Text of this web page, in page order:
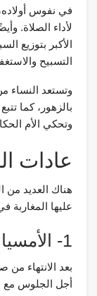
في نفوس
لأداء الصلاة.
الأكبر بتوزيع
التسبيح
وتستعد النساء
بالزهور، كما
وتحكي الأم
عادات
هناك العديد من
عليها المغاربة
1- الأمسيات الرمضانية
بعد الانتهاء
أجل الجلوس مع